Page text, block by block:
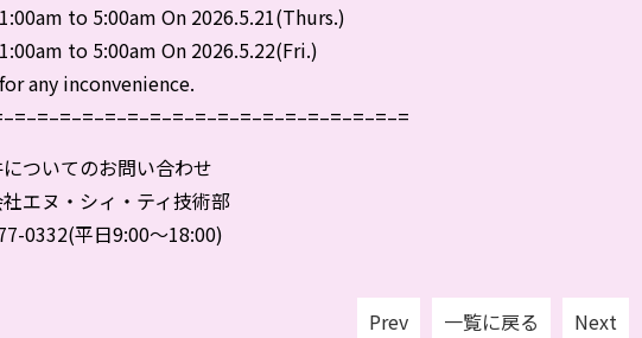
to 5:00am On 2026.5.21(Thurs.)
to 5:00am On 2026.5.22(Fri.)
any inconvenience.
ついてのお問い合わせ
エヌ・シィ・ティ技術部
0332(平日9:00～18:00)
Prev 一覧に戻る Next